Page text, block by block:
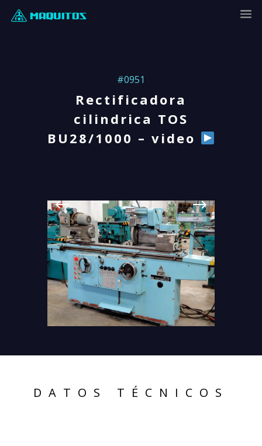
#0951
Rectificadora
cilindrica TOS
BU28/1000 – video
DATOS TÉCNICOS